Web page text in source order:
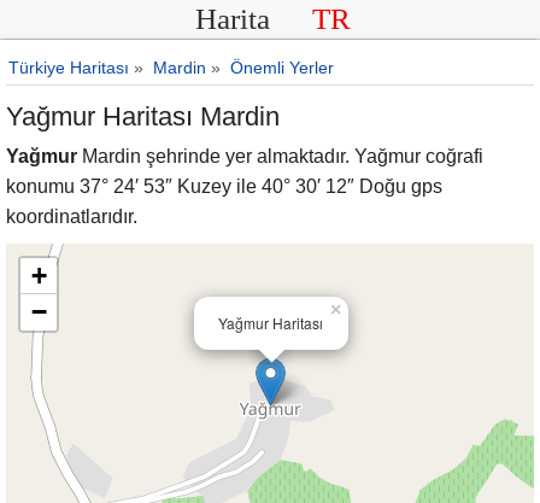
Harita TR
Türkiye Haritası » Mardin » Önemli Yerler
Yağmur Haritası Mardin
Yağmur Mardin şehrinde yer almaktadır. Yağmur coğrafi
konumu 37° 24′ 53″ Kuzey ile 40° 30′ 12″ Doğu gps
koordinatlarıdır.
Yağmur Haritası
×
+
−